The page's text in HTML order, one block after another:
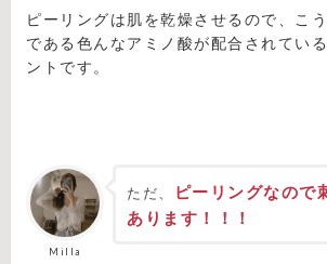
ピーリングは肌を乾燥させるので、こ
である色んなアミノ酸が配合されてい
ントです。
Milla
ただ、
ピーリングなので
あります！！！